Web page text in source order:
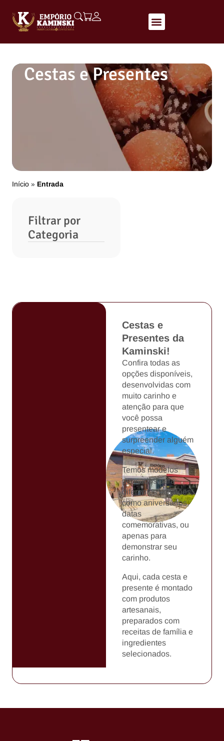
Cestas e Presentes
Início » Entrada
Filtrar por
Categoria
Cestas e
Presentes da
Kaminski!
Confira todas as
opções disponíveis,
desenvolvidas com
muito carinho e
atenção para que
você possa
presentear e
surpreender alguém
especial.
Temos modelos
pensados para
diferentes ocasiões,
como aniversários,
datas
comemorativas, ou
apenas para
demonstrar seu
carinho.
Aqui, cada cesta e
presente é montado
com produtos
artesanais,
preparados com
receitas de família e
ingredientes
selecionados.